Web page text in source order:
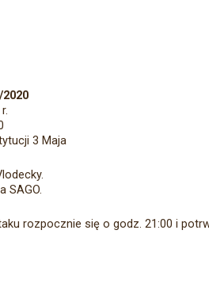
3 Maja
SAGO.
rozpocznie się o godz. 21:00 i